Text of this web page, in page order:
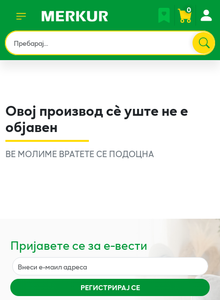
0
Овој производ сè уште не е
објавен
ВЕ МОЛИМЕ ВРАТЕТЕ СЕ ПОДОЦНА
Пријавете се за е-вести
РЕГИСТРИРАЈ СЕ